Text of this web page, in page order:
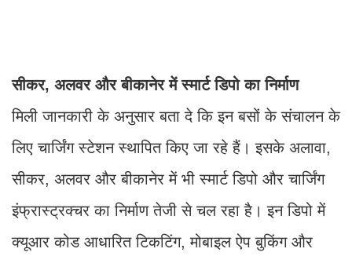
सीकर, अलवर और बीकानेर में स्मार्ट डिपो का निर्माण
मिली जानकारी के अनुसार बता दे कि इन बसों के संचालन के
लिए चार्जिंग स्टेशन स्थापित किए जा रहे हैं। इसके अलावा,
सीकर, अलवर और बीकानेर में भी स्मार्ट डिपो और चार्जिंग
इंफ्रास्ट्रक्चर का निर्माण तेजी से चल रहा है। इन डिपो में
क्यूआर कोड आधारित टिकटिंग, मोबाइल ऐप बुकिंग और